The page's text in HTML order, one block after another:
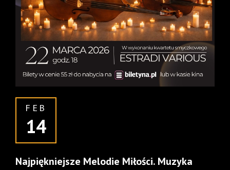
FEB
14
Najpiękniejsze Melodie Miłości. Muzyka